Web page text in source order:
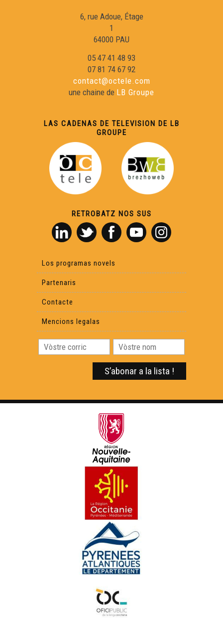
Libre 38 : Las vaissas avián folhat
Libre 40 : Lo grand secret de las bèstias e autres contes
Libre 41 : Verd Paradís
Libre 42 : L'occitan en guerre
Libre 43 : A chara o crotz
Libre 44 : La brasa e lo Fuòc brandal
Libre 45 : Chaucidas dins los blats
Libre 46 : L'astronòm inagotable
Libre 49 : Muratel
Libre 50 : Coleras e retrachs
Libre 51 : Antonio o la resisténcia
Libre 52 : Chaucidas dins los blats
Libre 53 : De Bruja a ciau
Libre 55 : Grizzly-John
6, rue Adoue, Étage
1
64000 PAU
05 47 41 48 93
07 81 74 67 92
contact@octele.com
une chaine de LB Groupe
LAS CADENAS DE TELEVISION DE LB
GROUPE
RETROBATZ NOS SUS
Los programas novels
Partenaris
Contacte
Mencions legalas